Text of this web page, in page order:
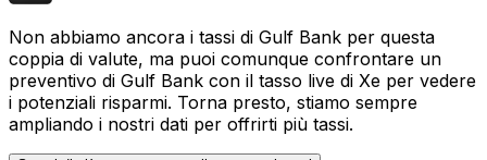
Non abbiamo ancora i tassi di Gulf Bank per questa
coppia di valute, ma puoi comunque confrontare un
preventivo di Gulf Bank con il tasso live di Xe per vedere
i potenziali risparmi. Torna presto, stiamo sempre
ampliando i nostri dati per offrirti più tassi.